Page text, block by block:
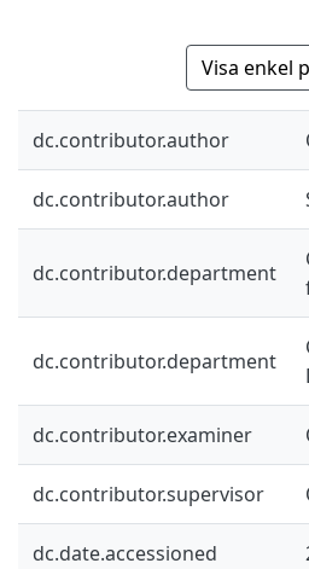
Visa enkel
dc.contributor.author
dc.contributor.author
dc.contributor.department
dc.contributor.department
dc.contributor.examiner
dc.contributor.supervisor
dc.date.accessioned